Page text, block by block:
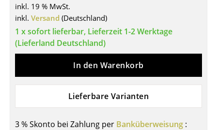
Konferenztische
Stehtische & Stehpulte
Kindertische
Servierwagen
... alle Tische
inkl. 19 % MwSt.
inkl. Versand (Deutschland)
1 x sofort lieferbar, Lieferzeit 1-2 Werktage
(Lieferland Deutschland)
In den Warenkorb
Lieferbare Varianten
3 % Skonto bei Zahlung per Banküberweisung :